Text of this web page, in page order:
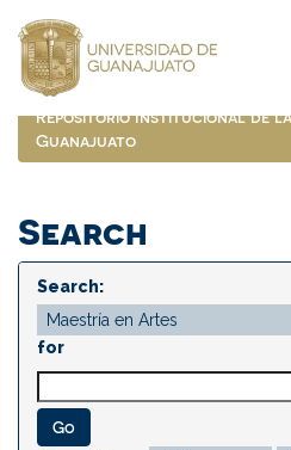
navigation
Repositorio Institucional de
Guanajuato
Search
Search:
for